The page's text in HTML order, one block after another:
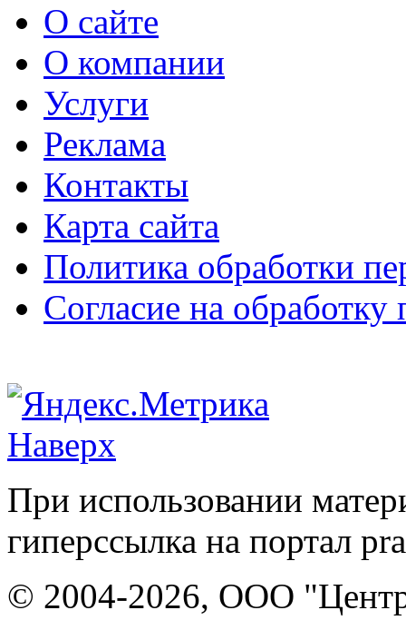
О сайте
О компании
Услуги
Реклама
Контакты
Карта сайта
Политика обработки
Согласие на
Наверх
При использовании
гиперссылка на портал
© 2004-2026, ООО "Центр